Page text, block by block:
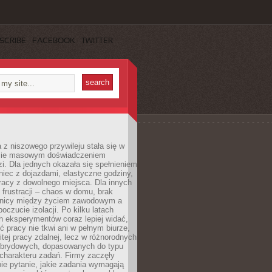
FACEBOOK TWITTER
z niszowego przywileju stała się w
masowym doświadczeniem
Dla jednych okazała się spełnieniem
z dojazdami, elastyczne godziny,
z dowolnego miejsca. Dla innych
frustracji – chaos w domu, brak
między życiem zawodowym a
izolacji. Po kilku latach
eksperymentów coraz lepiej widać,
pracy nie tkwi ani w pełnym biurze,
pracy zdalnej, lecz w różnorodnych
dopasowanych do typu
zadań. Firmy zaczęły
pytanie, jakie zadania wymagają